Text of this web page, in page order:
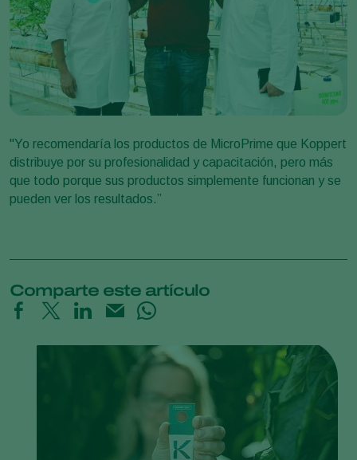
"Yo recomendaría los productos de MicroPrime que Koppert
distribuye por su profesionalidad y capacitación, pero más
que todo porque sus productos simplemente funcionan y se
pueden ver los resultados.”
Comparte este artículo